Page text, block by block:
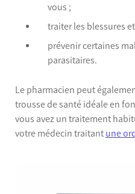
vous ;
traiter les blessures
prévenir certaines
parasitaires.
Le pharmacien peut
trousse de santé idéale en
vous avez un traitement
votre médecin traitant une